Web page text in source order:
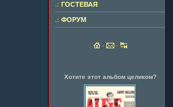
.: ГОСТЕВАЯ
.: ФОРУМ
· ·
Хотите этот альбом целиком?